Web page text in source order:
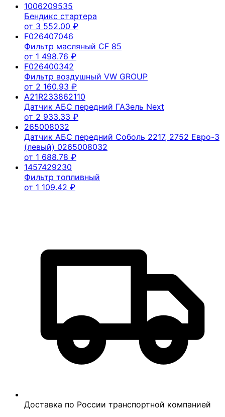
1006209535
Бендикс стартера
от 3 552.00 ₽
F026407046
Фильтр масляный CF 85
от 1 498.76 ₽
F026400342
Фильтр воздушный VW GROUP
от 2 160.93 ₽
A21R233862110
Датчик АБС передний ГАЗель Next
от 2 933.33 ₽
265008032
Датчик АБС передний Соболь 2217, 2752 Евро-3
(левый) 0265008032
от 1 688.78 ₽
1457429230
Фильтр топливный
от 1 109.42 ₽
Доставка по России транспортной компанией